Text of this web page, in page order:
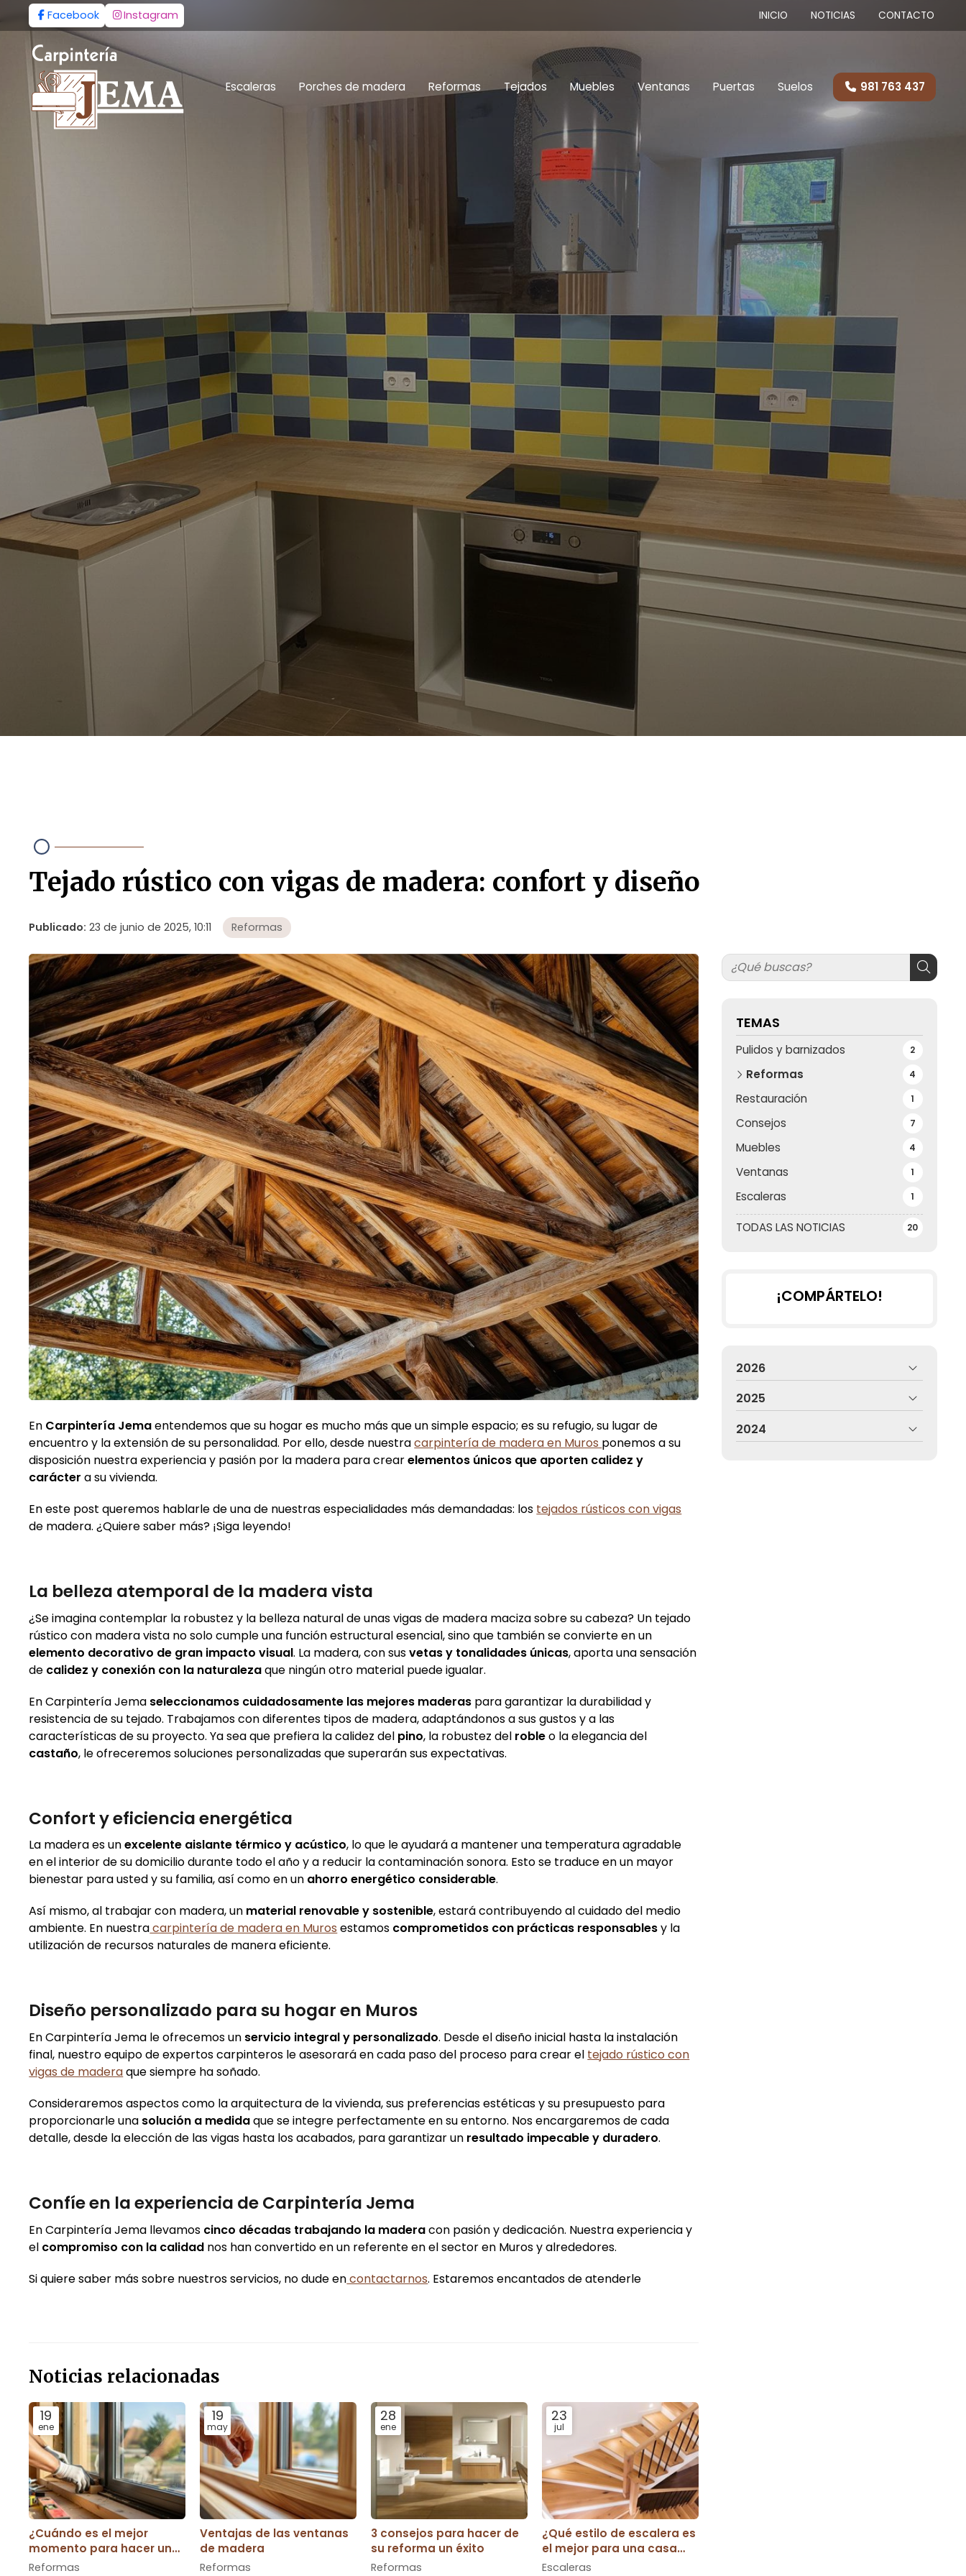
Facebook Instagram INICIO NOTICIAS CONTACTO
Escaleras Porches de madera Reformas Tejados Muebles Ventanas Puertas Suelos 981 763 437
Tejado rústico con vigas de madera: confort y diseño
Publicado: 23 de junio de 2025, 10:11 Reformas
TEMAS
TODAS LAS NOTICIAS 20
Pulidos y barnizados 2
Reformas 4
Restauración 1
Consejos 7
Muebles 4
Ventanas 1
Escaleras 1
En Carpintería Jemaentendemos que su hogar es mucho más que un simple espacio; es su refugio, su lugar de
encuentro y la extensión de su personalidad. Por ello, desde nuestracarpintería de madera en Muros ponemos a su
disposición nuestra experiencia y pasión por la madera para crearelementos únicos que aporten calidez y
carácter a su vivienda.
En este post queremos hablarle de una de nuestras especialidades más demandadas: los tejados rústicos con vigas
de madera. ¿Quiere saber más? ¡Siga leyendo!
La belleza atemporal de la madera vista
¿Se imagina contemplar la robustez y la belleza natural de unas vigas de madera maciza sobre su cabeza? Un tejado
rústico con madera vista no solo cumple una función estructural esencial, sino que también se convierte en un
elemento decorativo de gran impacto visual. La madera, con susvetas y tonalidades únicas, aporta una sensación
de calidez y conexión con la naturalezaque ningún otro material puede igualar.
En Carpintería Jema seleccionamos cuidadosamente las mejores maderas para garantizar la durabilidad y
resistencia de su tejado. Trabajamos con diferentes tipos de madera, adaptándonos a sus gustos y a las
características de su proyecto. Ya sea que prefiera la calidez del pino, la robustez del robleo la elegancia del
castaño, le ofreceremos soluciones personalizadas que superarán sus expectativas.
Confort y eficiencia energética
La madera es unexcelente aislante térmico y acústico, lo que le ayudará a mantener una temperatura agradable
en el interior de su domicilio durante todo el año y a reducir la contaminación sonora. Esto se traduce en un mayor
bienestar para usted y su familia, así como en un ahorro energético considerable.
Así mismo, al trabajar con madera, un material renovable y sostenible, estará contribuyendo al cuidado del medio
ambiente. En nuestracarpintería de madera en Muros estamos comprometidos con prácticas responsablesy la
utilización de recursos naturales de manera eficiente.
Diseño personalizado para su hogar en Muros
En Carpintería Jema le ofrecemos un servicio integral y personalizado. Desde el diseño inicial hasta la instalación
final, nuestro equipo de expertos carpinteros le asesorará en cada paso del proceso para crear el tejado rústico con
vigas de maderaque siempre ha soñado.
Consideraremos aspectos como la arquitectura de la vivienda, sus preferencias estéticas y su presupuesto para
proporcionarle una solución a medidaque se integre perfectamente en su entorno. Nos encargaremos de cada
detalle, desde la elección de las vigas hasta los acabados, para garantizar un resultado impecable y duradero.
Confíe en la experiencia de Carpintería Jema
En Carpintería Jema llevamos cinco décadas trabajando la maderacon pasión y dedicación. Nuestra experiencia y
el compromiso con la calidad nos han convertido en un referente en el sector en Muros y alrededores.
Si quiere saber más sobre nuestros servicios, no dude encontactarnos. Estaremos encantados de atenderle
Noticias relacionadas
19
ene
¿Cuándo es el mejor
momento para hacer una
reforma en casa?
Reformas
19
may
Ventajas de las ventanas
de madera
Reformas
28
ene
3 consejos para hacer de
su reforma un éxito
Reformas
23
jul
¿Qué estilo de escalera es
el mejor para una casa
pequeña?
Escaleras
¡COMPÁRTELO!
2026
2025
2024